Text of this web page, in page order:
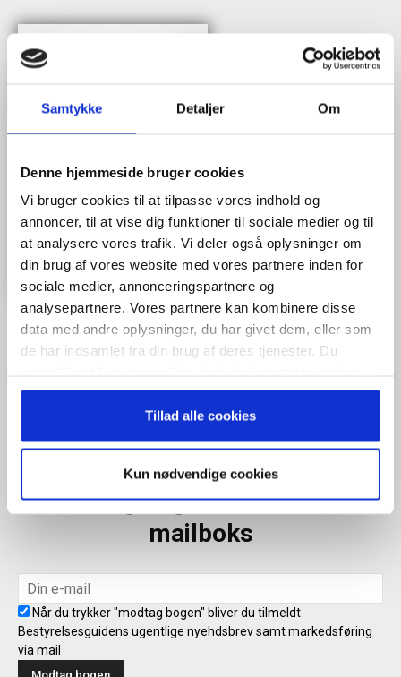
Samtykke Detaljer Om
Denne hjemmeside bruger cookies
Vi bruger cookies til at tilpasse vores indhold og
annoncer, til at vise dig funktioner til sociale medier og til
at analysere vores trafik. Vi deler også oplysninger om
din brug af vores website med vores partnere inden for
sociale medier, annonceringspartnere og
analysepartnere. Vores partnere kan kombinere disse
data med andre oplysninger, du har givet dem, eller som
de har indsamlet fra din brug af deres tjenester. Du
anvende vores hjemmeside.
Tillad alle cookies
Kun nødvendige cookies
Tilmeld
Modtag bogen direkte i din
mailboks
Når du trykker "modtag bogen" bliver du tilmeldt
Bestyrelsesguidens ugentlige nyehdsbrev samt markedsføring
via mail